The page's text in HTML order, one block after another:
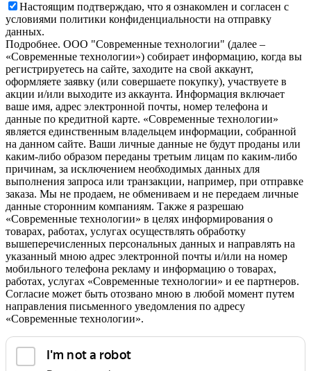
Настоящим подтверждаю, что я ознакомлен и согласен с
условиями политики конфиденциальности на отправку
данных.
Подробнее. OOO "Современные технологии" (далее –
«Современные технологии») собирает информацию, когда вы
регистрируетесь на сайте, заходите на свой аккаунт,
оформляете заявку (или совершаете покупку), участвуете в
акции и/или выходите из аккаунта. Информация включает
ваше имя, адрес электронной почты, номер телефона и
данные по кредитной карте. «Современные технологии»
является единственным владельцем информации, собранной
на данном сайте. Ваши личные данные не будут проданы или
каким-либо образом переданы третьим лицам по каким-либо
причинам, за исключением необходимых данных для
выполнения запроса или транзакции, например, при отправке
заказа. Мы не продаем, не обмениваем и не передаем личные
данные сторонним компаниям. Также я разрешаю
«Современные технологии» в целях информирования о
товарах, работах, услугах осуществлять обработку
вышеперечисленных персональных данных и направлять на
указанный мною адрес электронной почты и/или на номер
мобильного телефона рекламу и информацию о товарах,
работах, услугах «Современные технологии» и ее партнеров.
Согласие может быть отозвано мною в любой момент путем
направления письменного уведомления по адресу
«Современные технологии».